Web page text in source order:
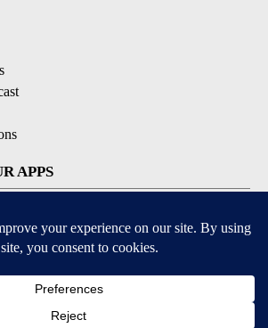
APPS
for iOS and Android